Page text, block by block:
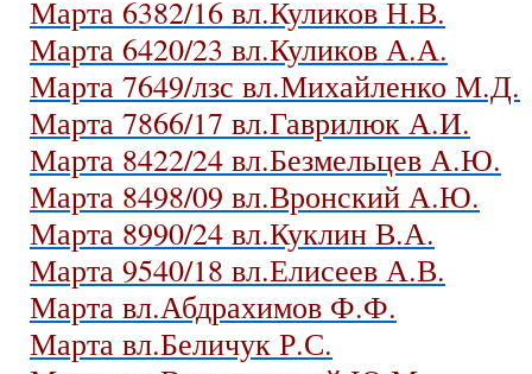
Марта 6382/16 вл.Куликов Н.В.
Марта 6420/23 вл.Куликов А.А.
Марта 7649/лзс вл.Михайленко М.Д.
Марта 7866/17 вл.Гаврилюк А.И.
Марта 8422/24 вл.Безмельцев А.Ю.
Марта 8498/09 вл.Вронский А.Ю.
Марта 8990/24 вл.Куклин В.А.
Марта 9540/18 вл.Елисеев А.В.
Марта вл.Абдрахимов Ф.Ф.
Марта вл.Беличук Р.С.